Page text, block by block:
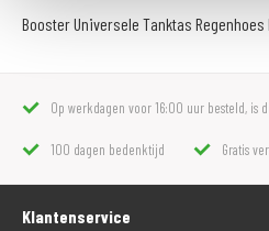
Booster Universele Tanktas Regenhoes
Op werkdagen voor 16:00 uur besteld, is
100 dagen bedenktijd Gratis
Klantenservice